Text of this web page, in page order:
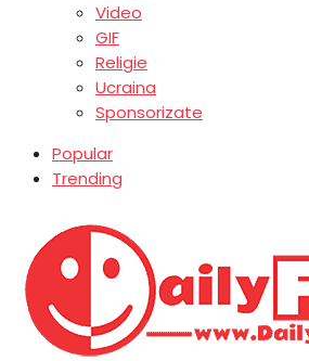
Video
GIF
Religie
Ucraina
Sponsorizate
Popular
Trending